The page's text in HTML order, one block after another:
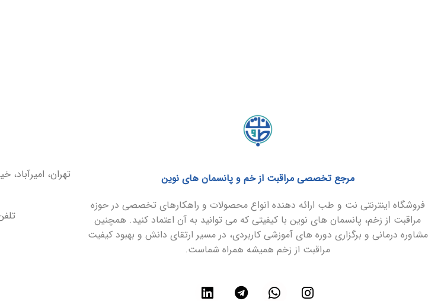
مرجع تخصصی مراقبت از خم و پانسمان های نوین
فروشگاه اینترنتی نت و طب ارائه دهنده انواع محصولات و راهکارهای تخصصی در حوزه
مراقبت از زخم، پانسمان های نوین با کیفیتی که می توانید به آن اعتماد کنید. همچنین
مشاوره درمانی و برگزاری دوره های آموزشی کاربردی، در مسیر ارتقای دانش و بهبود کیفیت
مراقبت از زخم همیشه همراه شماست.
تهران، امیرآباد،